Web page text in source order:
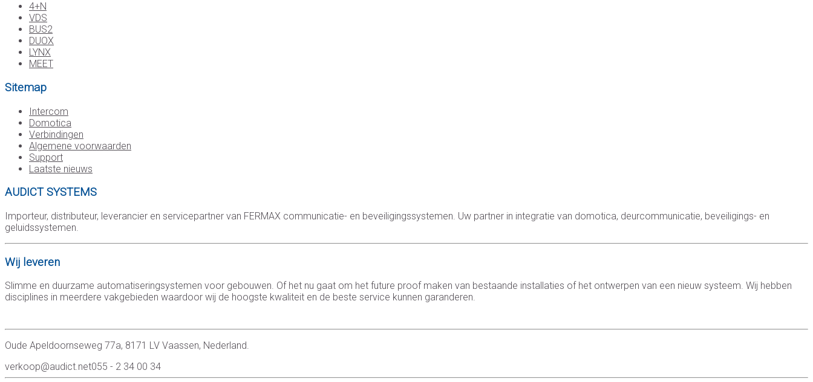
4+N
VDS
BUS2
DUOX
LYNX
MEET
Sitemap
Intercom
Domotica
Verbindingen
Algemene voorwaarden
Support
Laatste nieuws
AUDICT SYSTEMS
Importeur, distributeur, leverancier en servicepartner van FERMAX communicatie- en beveiligingssystemen. Uw partner in integratie van domotica, deurcommunicatie, beveiligings- en
geluidssystemen.
Wij leveren
Slimme en duurzame automatiseringsystemen voor gebouwen. Of het nu gaat om het future proof maken van bestaande installaties of het ontwerpen van een nieuw systeem. Wij hebben
disciplines in meerdere vakgebieden waardoor wij de hoogste kwaliteit en de beste service kunnen garanderen.
Oude Apeldoornseweg 77a, 8171 LV Vaassen, Nederland.
verkoop@audict.net055 - 2 34 00 34